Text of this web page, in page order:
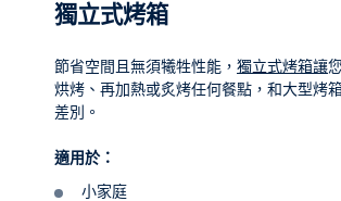
獨立式烤箱
節省空間且無須犧牲性能， 獨立式烤箱讓
烘烤、再加熱或炙烤任何餐點，和大型烤
差別。
適用於：
小家庭